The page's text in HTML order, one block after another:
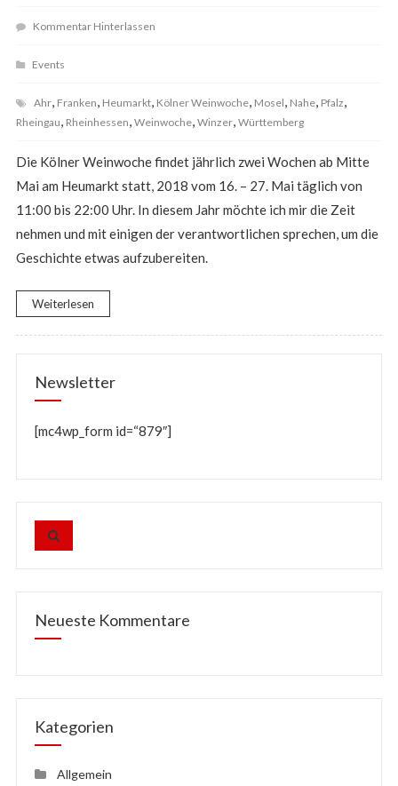
Kommentar Hinterlassen
Events
Ahr, Franken Heumarkt, Kölner Weinwoche, Mosel Nahe, Pfalz
Rheingau Rheinhessen Weinwoche, Winzer, Württemberg
Die Kölner Weinwoche findet jährlich zwei Wochen ab Mitte
Mai am Heumarkt statt, 2018 vom 16. – 27. Mai täglich von
11:00 bis 22:00 Uhr. In diesem Jahr möchte ich mir die Zeit
nehmen und mit einigen der verantwortlichen sprechen, um die
Geschichte etwas aufzubereiten.
Weiterlesen
Newsletter
[mc4wp_form id=“879″]
Neueste Kommentare
Kategorien
Allgemein